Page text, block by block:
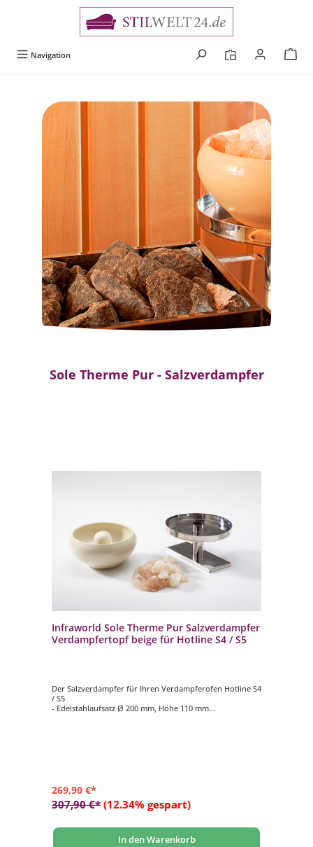
Navigation
Sole Therme Pur - Salzverdampfer
Infraworld Sole Therme Pur Salzverdampfer
Verdampfertopf beige für Hotline S4 / S5
Der Salzverdampfer für Ihren Verdampferofen Hotline S4
/ S5
- Edelstahlaufsatz Ø 200 mm, Höhe 110 mm
269,90 €*
307,90 €* (12.34% gespart)
In den Warenkorb